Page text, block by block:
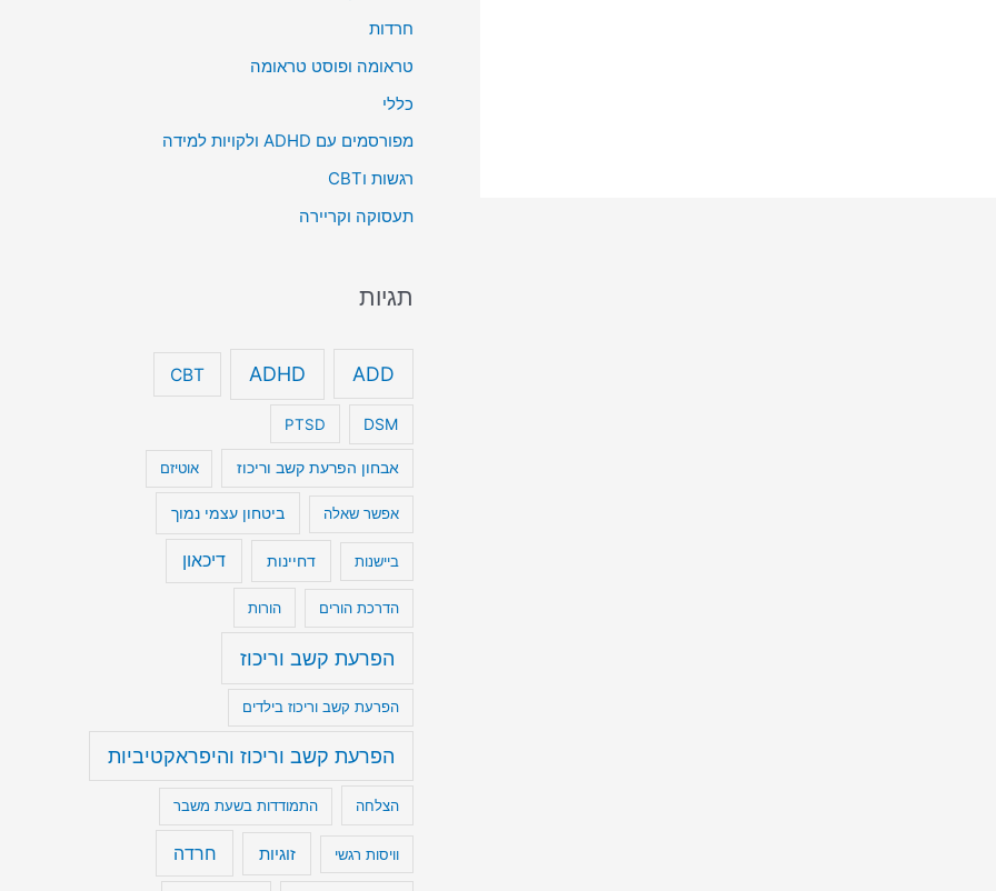
חרדות
טראומה ופוסט טראומה
כללי
מפורסמים עם ADHD ולקויות למידה
רגשות וCBT
תעסוקה וקריירה
תגיות
ADD
ADHD
CBT
DSM
PTSD
אבחון הפרעת קשב וריכוז אוטיזם
אפשר שאלה ביטחון עצמי נמוך
ביישנות דחיינות דיכאון
הדרכת הורים הורות
הפרעת קשב וריכוז
הפרעת קשב וריכוז בילדים
הפרעת קשב וריכוז והיפראקטיביות
הצלחה התמודדות בשעת משבר
וויסות רגשי זוגיות חרדה